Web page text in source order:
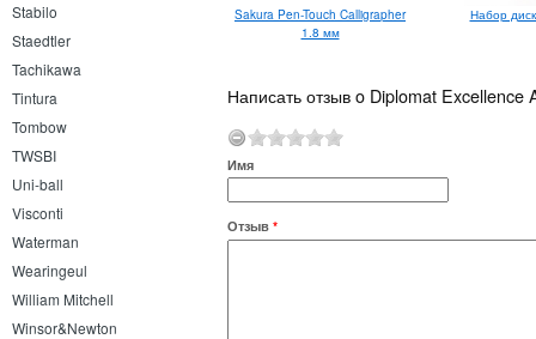
Stabilo
Staedtler
Tachikawa
Tintura
Tombow
TWSBI
Uni-ball
Visconti
Waterman
Wearingeul
William Mitchell
Winsor&Newton
Sakura Pen-Touch Calligrapher
1.8 мм
Набор
Написать отзыв o Diplomat
Имя
Отзыв *